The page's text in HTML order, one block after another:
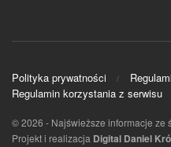
Polityka prywatności
Regulamin korzystania z serwisu
© 2026 - Najświeższe informacje ze
Projekt i realizacja Digital Daniel